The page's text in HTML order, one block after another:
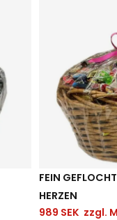
FEIN
HERZEN
989 SEK zzgl.